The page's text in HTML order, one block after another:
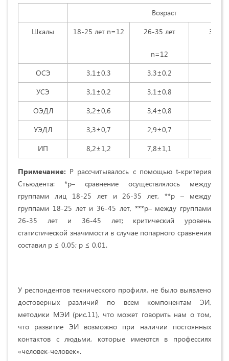
Возраст
Шкалы
18-25 лет n=12 26-35 лет
n=12
36-
ОСЭ
3,1±0,3 3,3±0,2
УСЭ
3,1±0,2 3,1±0,8
ОЭДЛ
3,2±0,6 3,4±0,8
УЭДЛ
3,3±0,7 2,9±0,7
ИП
8,2±1,2 7,8±1,1
Примечание: Р рассчитывалось с помощью t-критерия
Стьюдента: *р– сравнение осуществлялось между
группами лиц 18-25 лет и 26-35 лет, **р – между
группами 18-25 лет и 36-45 лет, ***р– между группами
26-35 лет и 36-45 лет; критический уровень
статистической значимости в случае попарного сравнения
составил р ≤ 0,05; р ≤ 0,01.
У респондентов технического профиля, не было выявлено
достоверных различий по всем компонентам ЭИ,
методики МЭИ (рис.11), что может говорить нам о том,
что развитие ЭИ возможно при наличии постоянных
контактов с людьми, которые имеются в профессиях
«человек-человек».